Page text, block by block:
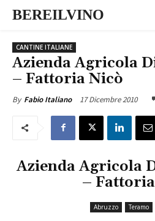
BEREILVINO
CANTINE ITALIANE
Azienda Agricola
– Fattoria Nicò
By Fabio Italiano 17 Dicembre 2010
Azienda Agricola
–
Abruzzo Teramo